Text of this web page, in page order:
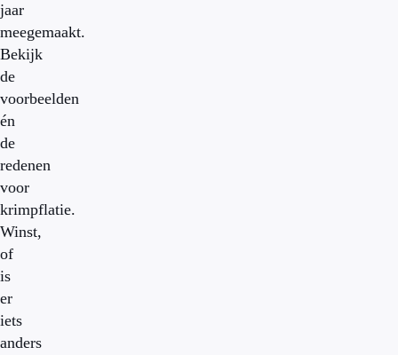
jaar
meegemaakt.
Bekijk
de
voorbeelden
én
de
redenen
voor
krimpflatie.
Winst,
of
is
er
iets
anders